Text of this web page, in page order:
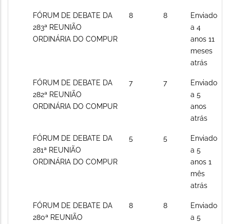
Sem
novos
posts
FÓRUM DE DEBATE DA
283ª REUNIÃO
ORDINÁRIA DO COMPUR
8 8
Enviado
a 4
anos 11
meses
atrás
Sem
novos
posts
FÓRUM DE DEBATE DA
282ª REUNIÃO
ORDINÁRIA DO COMPUR
7 7
Enviado
a 5
anos
atrás
Sem
novos
posts
FÓRUM DE DEBATE DA
281ª REUNIÃO
ORDINÁRIA DO COMPUR
5 5
Enviado
a 5
anos 1
mês
atrás
Sem
novos
FÓRUM DE DEBATE DA
280ª REUNIÃO
8 8
Enviado
a 5